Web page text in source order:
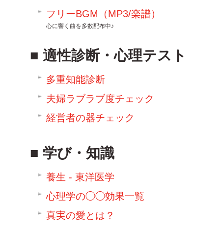
フリーBGM（MP3/楽譜）
心に響く曲を多数配布中♪
適性診断・心理テスト
多重知能診断
夫婦ラブラブ度チェック
経営者の器チェック
学び・知識
養生 - 東洋医学
心理学の◯◯効果一覧
真実の愛とは？